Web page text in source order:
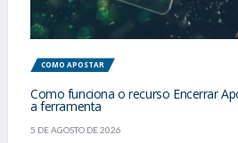
COMO APOSTAR
Como funciona o recurso Encerrar
a ferramenta
5 DE AGOSTO DE 2026